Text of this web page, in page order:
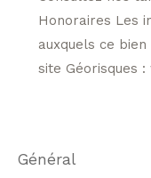
Honoraires Les
auxquels ce
site Géorisques
général